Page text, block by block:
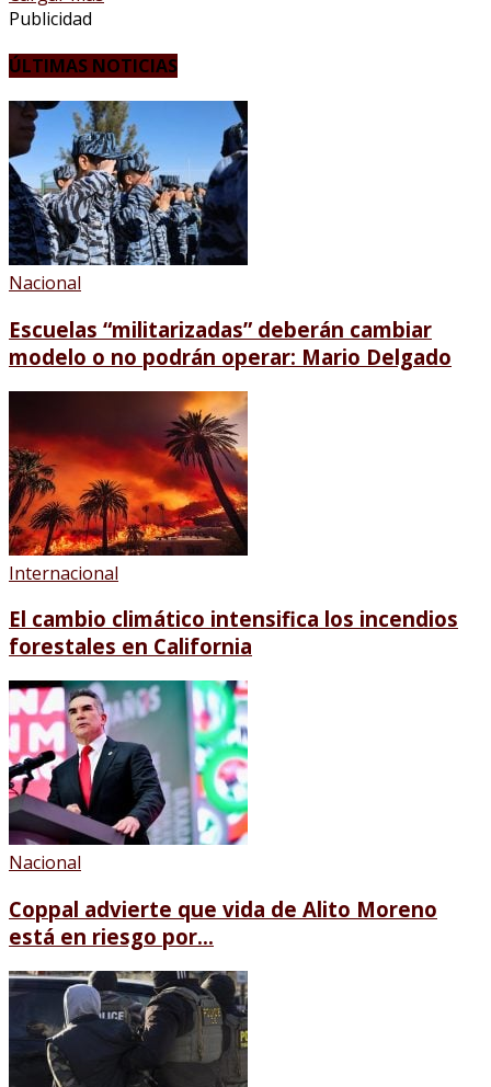
Publicidad
ÚLTIMAS NOTICIAS
Nacional
Escuelas “militarizadas” deberán cambiar
modelo o no podrán operar: Mario Delgado
Internacional
El cambio climático intensifica los incendios
forestales en California
Nacional
Coppal advierte que vida de Alito Moreno
está en riesgo por...